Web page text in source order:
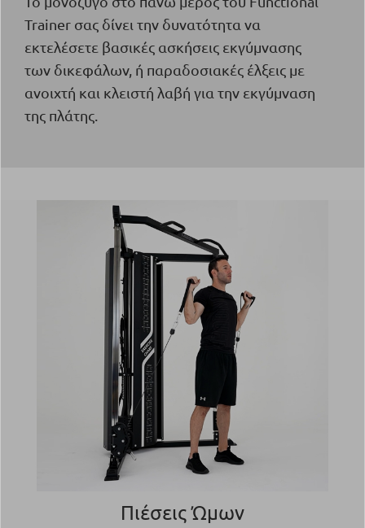
Trainer σας δίνει την δυνατότητα να
εκτελέσετε βασικές ασκήσεις εκγύμνασης
των δικεφάλων, ή παραδοσιακές έλξεις με
ανοιχτή και κλειστή λαβή για την εκγύμναση
της πλάτης.
Πιέσεις Ώμων